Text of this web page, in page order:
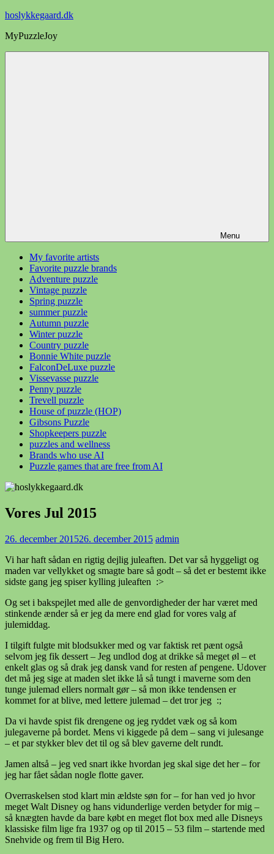
Videre
indhold
hoslykkegaard.dk
MyPuzzleJoy
Menu
My favorite artists
Favorite puzzle brands
Adventure puzzle
Vintage puzzle
Spring puzzle
summer puzzle
Autumn puzzle
Winter puzzle
Country puzzle
Bonnie White puzzle
FalconDeLuxe puzzle
Vissevasse puzzle
Penny puzzle
Trevell puzzle
House of puzzle (HOP)
Gibsons Puzzle
Shopkeepers puzzle
puzzles and wellness
Brands who use AI
Puzzle games that are free from AI
Vores Jul 2015
26. december 201526. december 2015 admin
Vi har haft sådan en rigtig dejlig juleaften. Det var så hyggeligt og
maden var vellykket og smagte bare så godt – så det er bestemt ikke
sidste gang jeg spiser kylling juleaften :>
Og set i bakspejlet med alle de genvordigheder der har været med
stinkende ænder så er jeg da mere end glad for vores valg af
julemiddag.
I tilgift fulgte mit blodsukker med og var faktisk ret pænt også
selvom jeg fik dessert – Jeg undlod dog at drikke så meget øl – et
enkelt glas og så drak jeg dansk vand for resten af pengene. Udover
det må jeg sige at maden slet ikke lå så tungt i maverne som den
tunge julemad ellers normalt gør – så mon ikke tendensen er
kommet for at blive, med lettere julemad – det tror jeg :;
Da vi havde spist fik drengene og jeg ryddet væk og så kom
julegaverne på bordet. Mens vi kiggede på dem – sang vi julesange
– et par stykker blev det til og så blev gaverne delt rundt.
Jamen altså – jeg ved snart ikke hvordan jeg skal sige det her – for
jeg har fået sådan nogle flotte gaver.
Overraskelsen stod klart min ældste søn for – for han ved jo hvor
meget Walt Disney og hans vidunderlige verden betyder for mig –
så knægten havde da bare købt en meget flot box med alle Disneys
klassiske film lige fra 1937 og op til 2015 – 53 film – startende med
Snehvide og frem til Big Hero.